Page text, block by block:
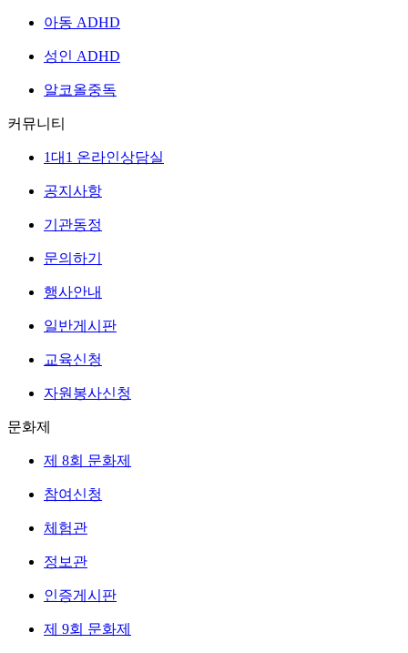
아동 ADHD
성인 ADHD
알코올중독
커뮤니티
1대1 온라인상담실
공지사항
기관동정
문의하기
행사안내
일반게시판
교육신청
자원봉사신청
문화제
제 8회 문화제
참여신청
체험관
정보관
인증게시판
제 9회 문화제